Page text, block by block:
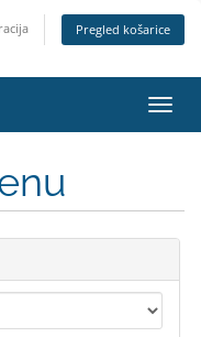
Pregled košarice